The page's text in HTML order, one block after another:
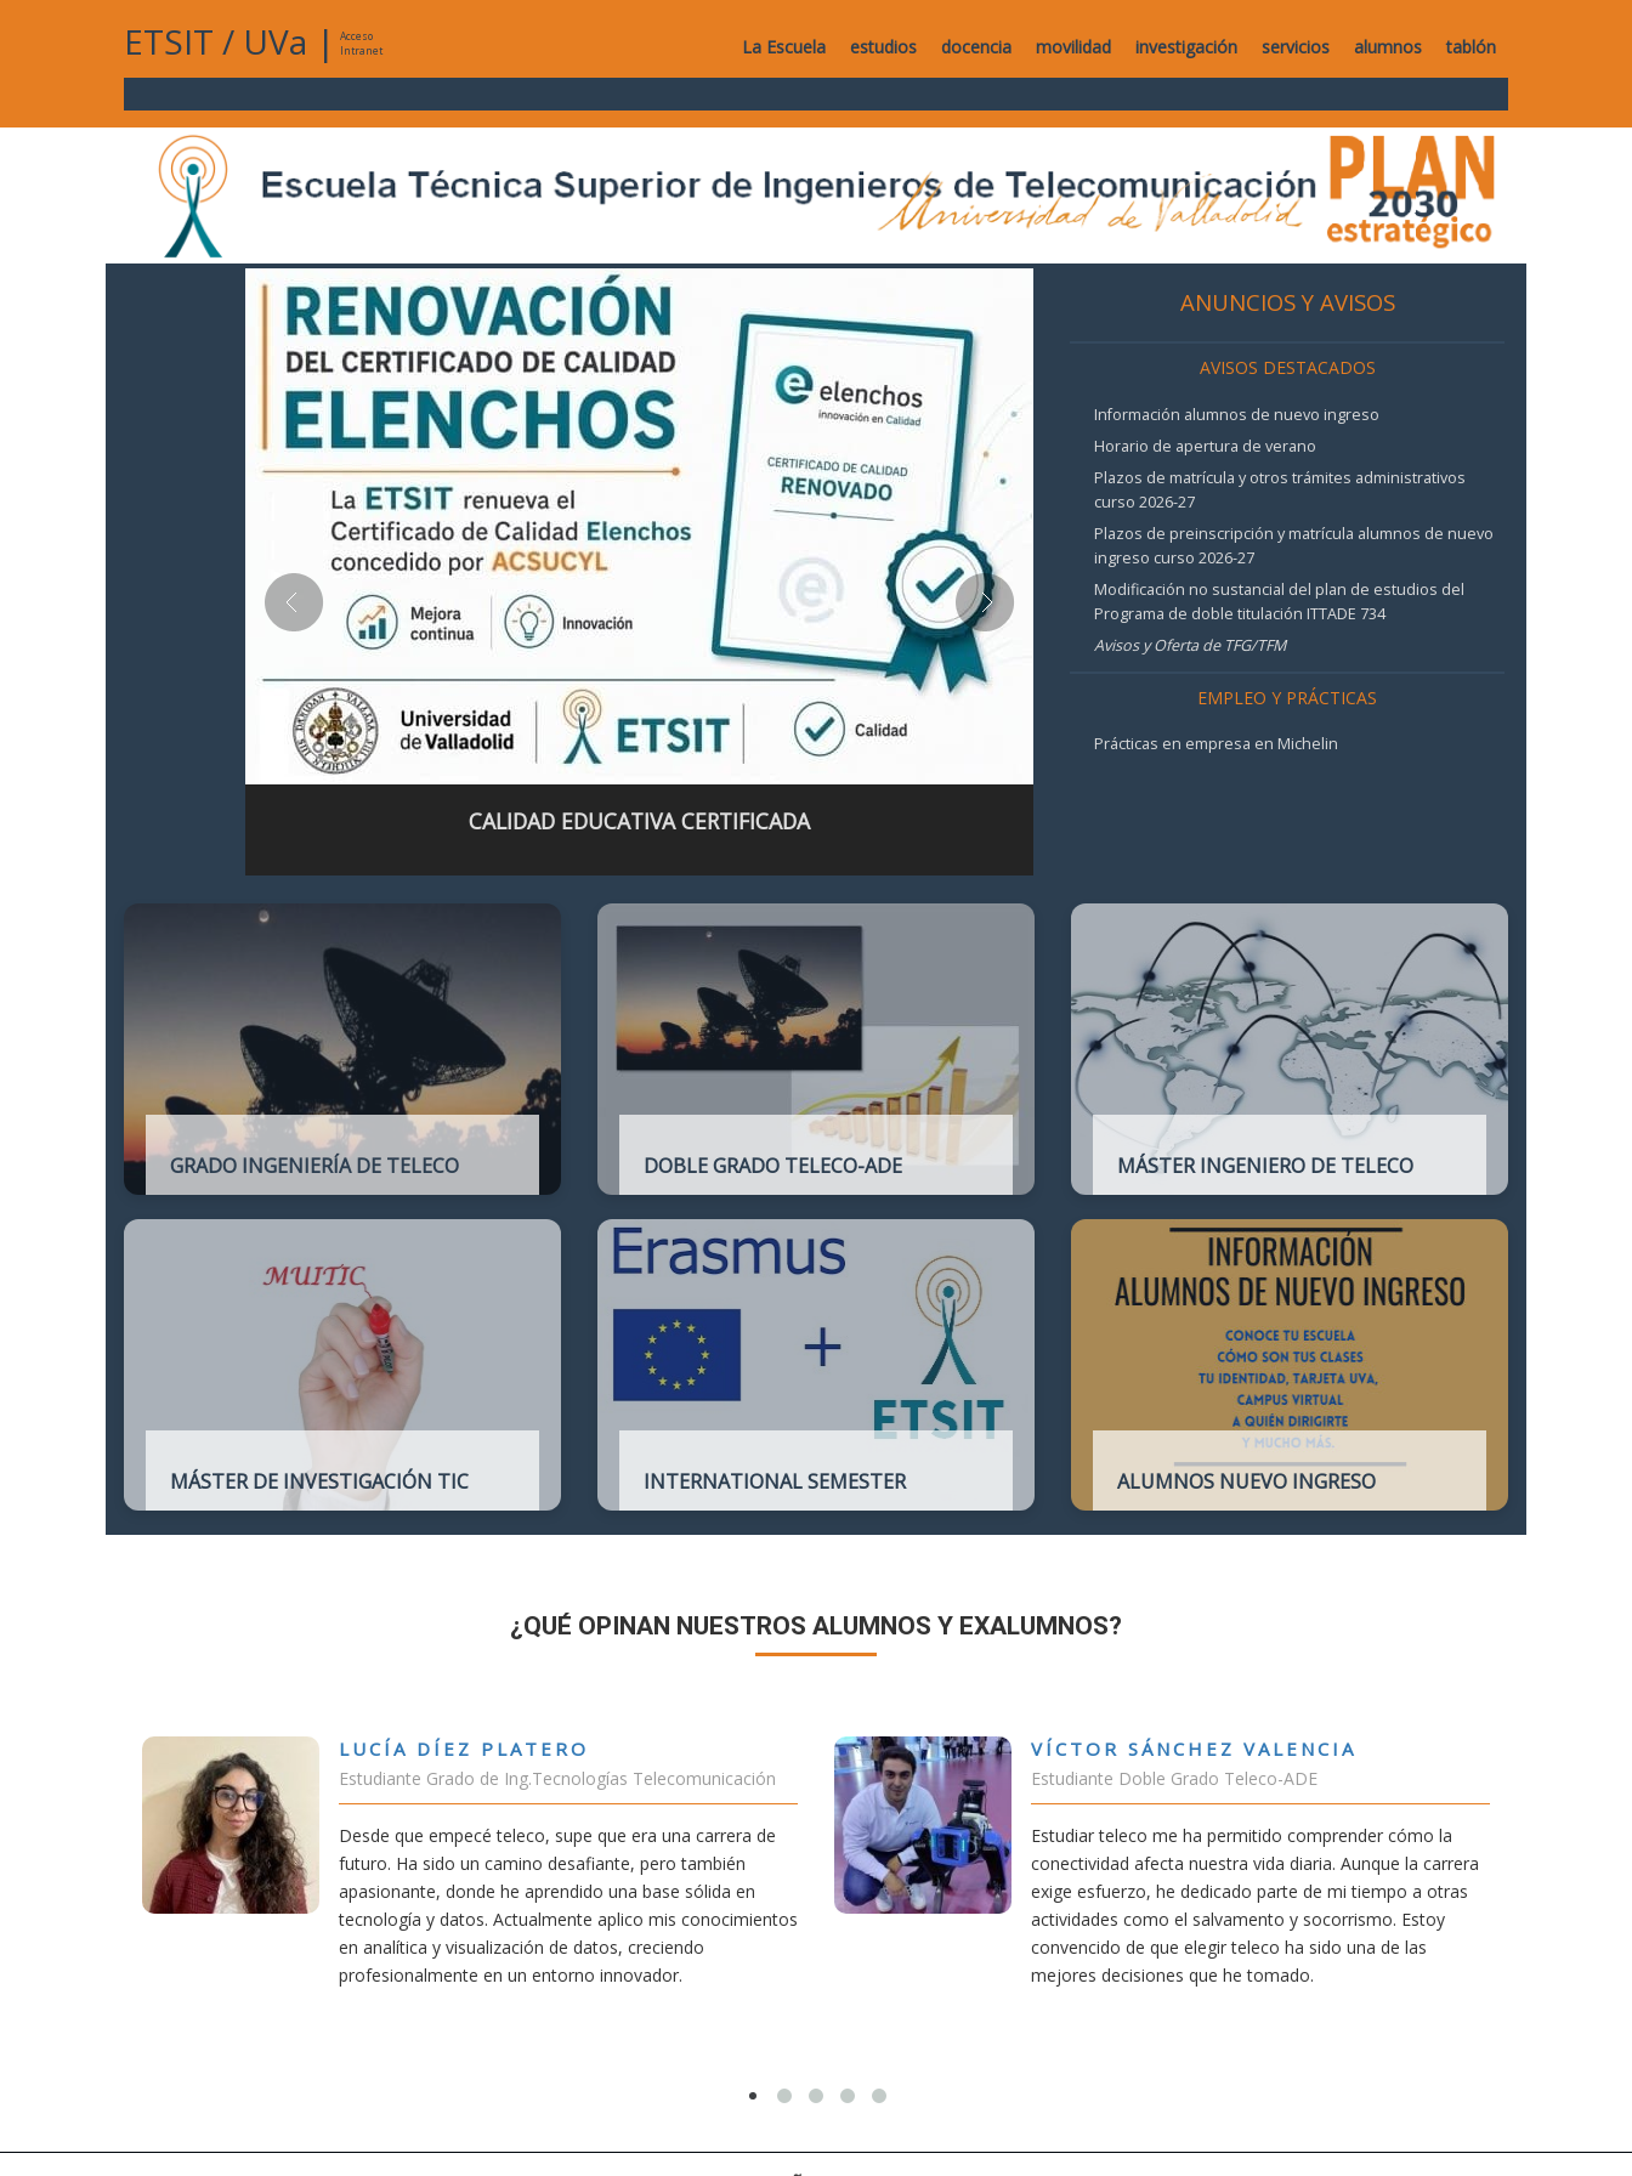
ETSIT / UVa |
Acceso
Intranet
La Escuela estudios docencia movilidad investigación servicios alumnos tablón
CALIDAD EDUCATIVA CERTIFICADA
ANUNCIOS Y AVISOS
AVISOS DESTACADOS
Información alumnos de nuevo ingreso
Horario de apertura de verano
Plazos de matrícula y otros trámites administrativos
curso 2026-27
Plazos de preinscripción y matrícula alumnos de nuevo
ingreso curso 2026-27
Modificación no sustancial del plan de estudios del
Programa de doble titulación ITTADE 734
Avisos y Oferta de TFG/TFM
EMPLEO Y PRÁCTICAS
Prácticas en empresa en Michelin
GRADO INGENIERÍA DE TELECO DOBLE GRADO TELECO-ADE
Ingeniería de Telecomunicación con la de
Administración y Dirección de Empresas
MÁSTER INGENIERO DE TELECO
profesionales del Ingeniero de
Telecomunicación y que habilita para el
ejercicio de la profesión.
MÁSTER DE INVESTIGACIÓN TIC INTERNATIONAL SEMESTER ALUMNOS NUEVO INGRESO
¿QUÉ OPINAN NUESTROS ALUMNOS Y EXALUMNOS?
VÍCTOR SÁNCHEZ VALENCIA
Estudiante Doble Grado Teleco-ADE
Estudiar teleco me ha permitido comprender cómo la
conectividad afecta nuestra vida diaria. Aunque la carrera
exige esfuerzo, he dedicado parte de mi tiempo a otras
actividades como el salvamento y socorrismo. Estoy
convencido de que elegir teleco ha sido una de las
mejores decisiones que he tomado.
RUBÉN URRACA TORICES
Estudiante Grado de Ing.Tecnologías Telecomunicación
En cualquier carrera necesitas una buena motivación. La
mía siempre ha sido poder trabajar en Japón y sin duda la
carrera de teleco me dará la oportunidad para ello.
Aunque al principio parezca duro, uno siempre piensa que
mereció la pena por las múltiples oportunidades que esta
titulación ofrece.